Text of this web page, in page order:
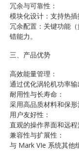
冗余与可靠性：
模块化设计：支持热插
冗余配置：关键功能
错能力。
三、产品优势
高效能量管理：
通过优化涡轮机功率
耐用性与长寿命：
采用高品质材料和保
用户友好性：
直观的操作界面和远
兼容性与扩展性：
与 Mark VIe 系统其他